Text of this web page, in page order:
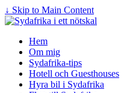
↓ Skip to Main Content
Hem
Om mig
Sydafrika-tips
Hotell och Guesthouses
Hyra bil i Sydafrika